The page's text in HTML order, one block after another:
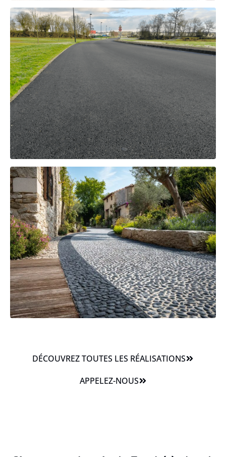
DÉCOUVREZ TOUTES LES RÉALISATIONS
APPELEZ-NOUS